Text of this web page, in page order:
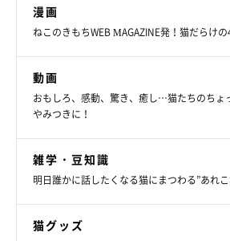
漫画
ねこのきもちWEB MAGAZINE発！猫だらけ
動画
おもしろ、感動、驚き、癒し…猫たちのちょ
やみつきに！
雑学・豆知識
明日誰かに話したくなる猫にまつわる”あれ
猫グッズ